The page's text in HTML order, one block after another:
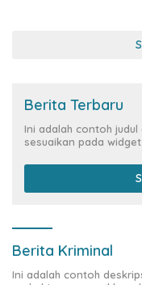
Berita Terbaru
Ini adalah contoh
sesuaikan pada widget
Berita Kriminal
Ini adalah contoh